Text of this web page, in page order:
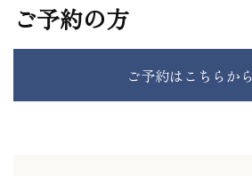
ご予約の方
ご予約はこちらから